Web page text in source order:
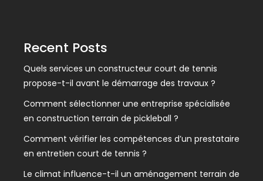
Recent Posts
Quels services un constructeur court de tennis
propose-t-il avant le démarrage des travaux ?
Comment sélectionner une entreprise spécialisée
en construction terrain de pickleball ?
Comment vérifier les compétences d’un prestataire
en entretien court de tennis ?
Le climat influence-t-il un aménagement terrain de